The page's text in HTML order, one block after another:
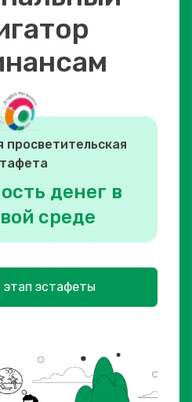
просветительская
денег в
среде
эстафеты